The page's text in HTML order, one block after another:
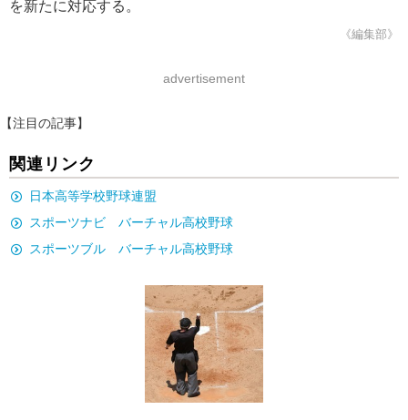
を新たに対応する。
《編集部》
advertisement
【注目の記事】
関連リンク
日本高等学校野球連盟
スポーツナビ バーチャル高校野球
スポーツブル バーチャル高校野球